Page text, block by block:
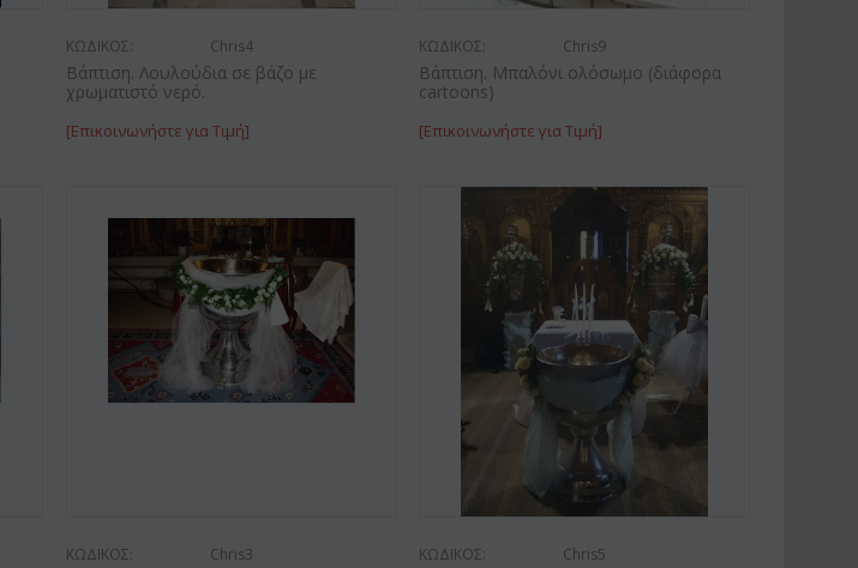
ΚΩΔΙΚΟΣ: Chris4
Βάπτιση. Λουλούδια σε βάζο με
χρωματιστό νερό.
[Επικοινωνήστε για Τιμή]
ΚΩΔΙΚΟΣ: Chris9
Βάπτιση. Μπαλόνι ολόσωμο (διάφορα
cartoons)
[Επικοινωνήστε για Τιμή]
ΚΩΔΙΚΟΣ: Chris3 ΚΩΔΙΚΟΣ: Chris5